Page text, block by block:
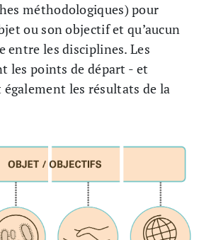
méthodologiques) pour
ou son objectif et qu’aucun
entre les disciplines. Les
les points de départ - et
les résultats de la